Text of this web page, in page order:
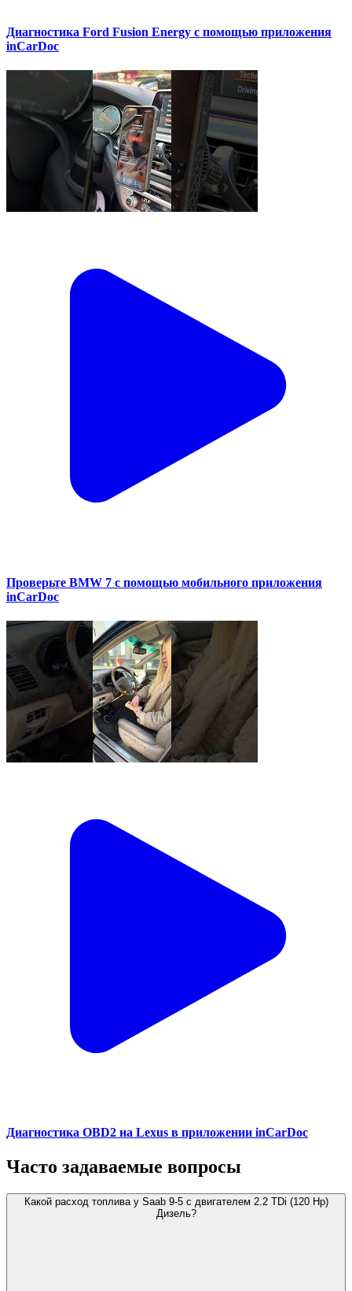
Диагностика Ford Fusion Energy с помощью приложения
inCarDoc
Проверьте BMW 7 с помощью мобильного приложения
inCarDoc
Диагностика OBD2 на Lexus в приложении inCarDoc
Часто задаваемые вопросы
Какой расход топлива у Saab 9-5 с двигателем 2.2 TDi (120 Hp)
Дизель?